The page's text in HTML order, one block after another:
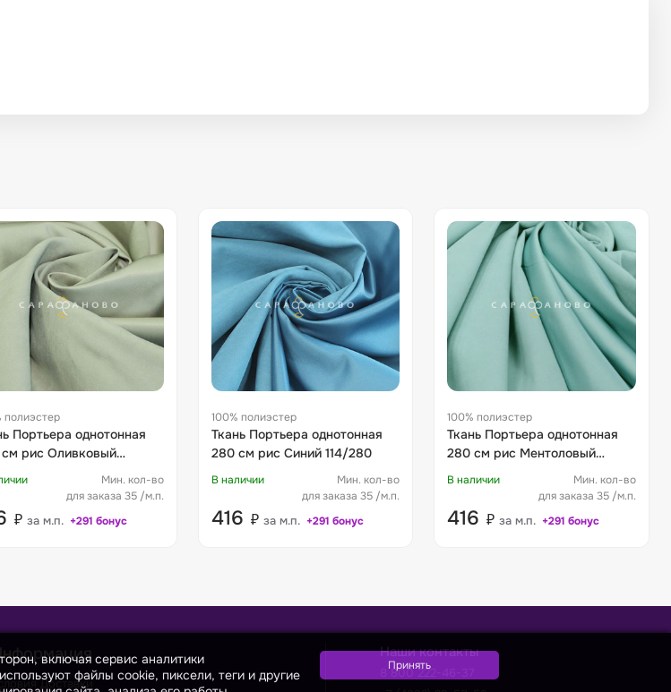
полиэстер
Портьера однотонная
рис Оливковый
Мин. кол-во
для заказа 35 /м.п.
₽ за м.п. +291 бонус
100% полиэстер
Ткань Портьера однотонная
280 см рис Синий 114/280
В наличии
Мин. кол-во
для заказа 35 /м.п.
416 ₽ за м.п. +291 бонус
100% полиэстер
Ткань Портьера однотонная
280 см рис Ментоловый
116/280
В наличии
Мин. кол-во
для заказа 35 /м.п.
416 ₽ за м.п. +291 бонус
Доставки
Наши контакты
8 800 222-46-37
включая сервис аналитики
файлы cookie, пиксели, теги и другие